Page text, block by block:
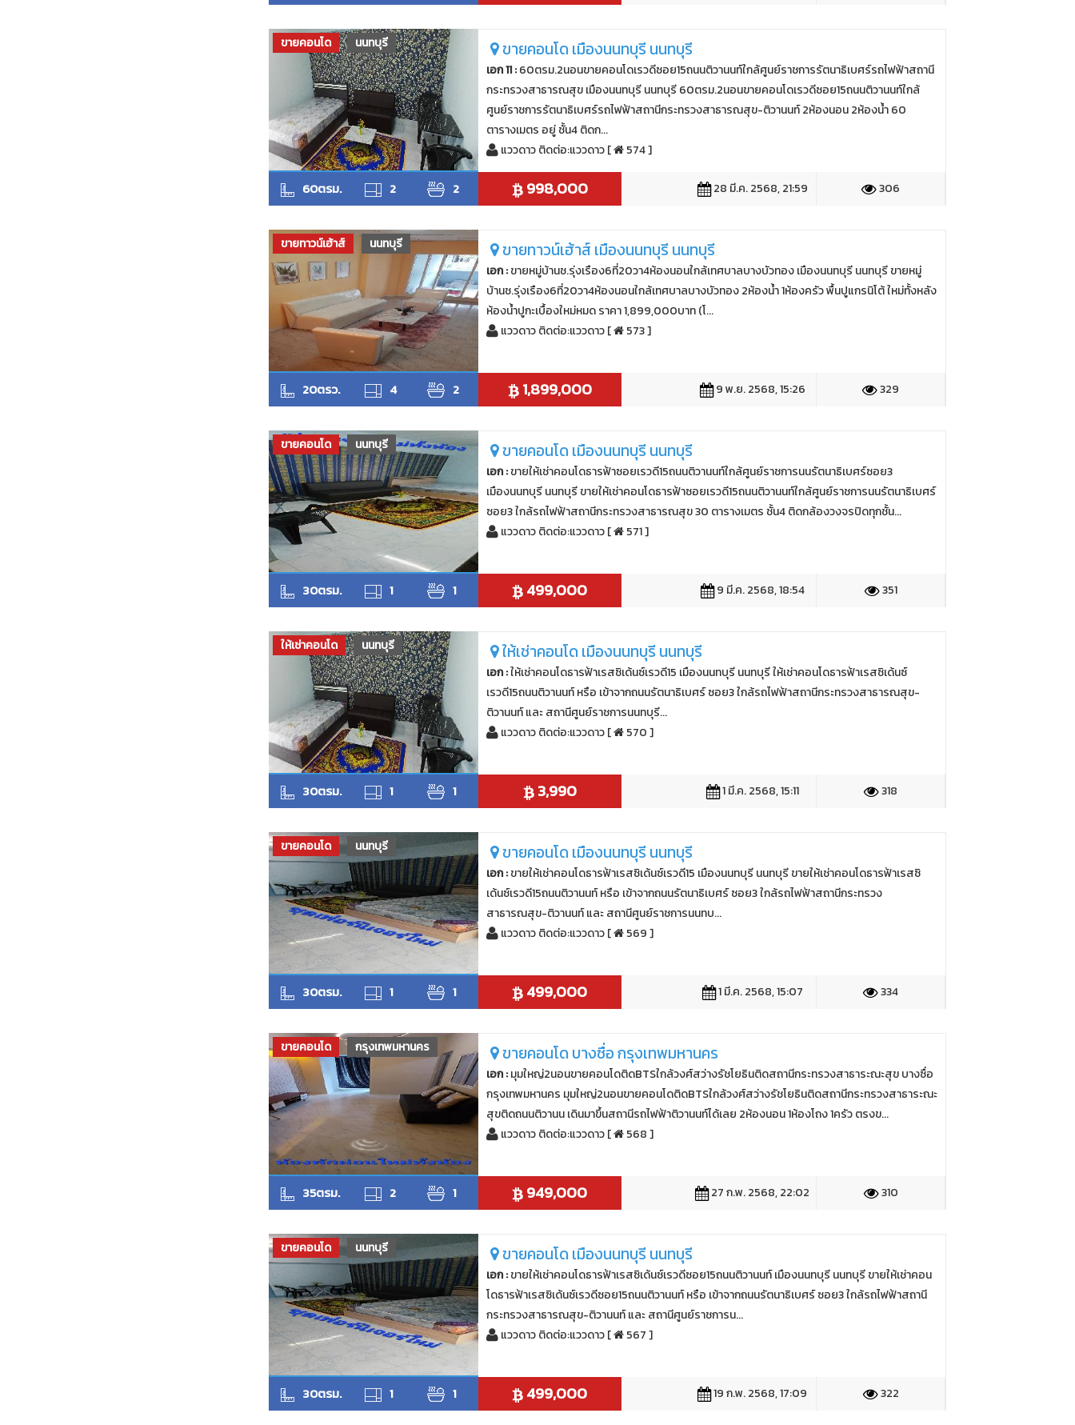
ขายคอนโด นนทบุรี
60ตรม. 2 2
ขายคอนโด เมืองนนทบุรี นนทบุรี
เอก 11 :60ตรม.2นอนขายคอนโดเรวดีซอย15ถนนติวานนท์ใกล้ศูนย์ราชการรัตนาธิเบศร์รถไฟฟ้าสถานี
กระทรวงสาธารณสุข เมืองนนทบุรี นนทบุรี 60ตรม.2นอนขายคอนโดเรวดีซอย15ถนนติวานนท์ใกล้
ศูนย์ราชการรัตนาธิเบศร์รถไฟฟ้าสถานีกระทรวงสาธารณสุข-ติวานนท์ 2ห้องนอน 2ห้องน้ำ 60
ตารางเมตร อยู่ ชั้น4 ติดก...
แววดาว ติดต่อ:แววดาว [
574 ]
998,000 306
28 มี.ค. 2568, 21:59
ขายทาวน์เฮ้าส์ นนทบุรี
20ตรว. 4 2
ขายทาวน์เฮ้าส์ เมืองนนทบุรี นนทบุรี
เอก :ขายหมู่บ้านช.รุ่งเรือง6ที่20วา4ห้องนอนใกล้เทศบาลบางบัวทอง เมืองนนทบุรี นนทบุรี ขายหมู่
บ้านช.รุ่งเรือง6ที่20วา4ห้องนอนใกล้เทศบาลบางบัวทอง 2ห้องน้ำ 1ห้องครัว พื้นปูแกรนิโต้ ใหม่ทั้งหลัง
ห้องน้ำปูกะเบื้องใหม่หมด ราคา 1,899,000บาท (โ...
แววดาว ติดต่อ:แววดาว [
573 ]
1,899,000 329
9 พ.ย. 2568, 15:26
ขายคอนโด นนทบุรี
30ตรม. 1 1
ขายคอนโด เมืองนนทบุรี นนทบุรี
เอก :ขายให้เช่าคอนโดธารฟ้าซอยเรวดี15ถนนติวานนท์ใกล้ศูนย์ราชการนนรัตนาธิเบศร์ซอย3
เมืองนนทบุรี นนทบุรี ขายให้เช่าคอนโดธารฟ้าซอยเรวดี15ถนนติวานนท์ใกล้ศูนย์ราชการนนรัตนาธิเบศร์
ซอย3 ใกล้รถไฟฟ้าสถานีกระทรวงสาธารณสุข 30 ตารางเมตร ชั้น4 ติดกล้องวงจรปิดทุกชั้น...
แววดาว ติดต่อ:แววดาว [
571 ]
499,000 351
9 มี.ค. 2568, 18:54
ให้เช่าคอนโด นนทบุรี
30ตรม. 1 1
ให้เช่าคอนโด เมืองนนทบุรี นนทบุรี
เอก :ให้เช่าคอนโดธารฟ้าเรสซิเด้นซ์เรวดี15 เมืองนนทบุรี นนทบุรี ให้เช่าคอนโดธารฟ้าเรสซิเด้นซ์
เรวดี15ถนนติวานนท์ หรือ เข้าจากถนนรัตนาธิเบศร์ ซอย3 ใกล้รถไฟฟ้าสถานีกระทรวงสาธารณสุข-
ติวานนท์ และ สถานีศูนย์ราชการนนทบุรี...
แววดาว ติดต่อ:แววดาว [
570 ]
3,990 318
1 มี.ค. 2568, 15:11
ขายคอนโด นนทบุรี
30ตรม. 1 1
ขายคอนโด เมืองนนทบุรี นนทบุรี
เอก :ขายให้เช่าคอนโดธารฟ้าเรสซิเด้นซ์เรวดี15 เมืองนนทบุรี นนทบุรี ขายให้เช่าคอนโดธารฟ้าเรสซิ
เด้นซ์เรวดี15ถนนติวานนท์ หรือ เข้าจากถนนรัตนาธิเบศร์ ซอย3 ใกล้รถไฟฟ้าสถานีกระทรวง
สาธารณสุข-ติวานนท์ และ สถานีศูนย์ราชการนนทบ...
แววดาว ติดต่อ:แววดาว [
569 ]
499,000 334
1 มี.ค. 2568, 15:07
ขายคอนโด กรุงเทพมหานคร
35ตรม. 2 1
ขายคอนโด บางซื่อ กรุงเทพมหานคร
เอก :มุมใหญ่2นอนขายคอนโดติดBTSใกล้วงศ์สว่างรัชโยธินติดสถานีกระทรวงสาธาระณะสุข บางซื่อ
กรุงเทพมหานคร มุมใหญ่2นอนขายคอนโดติดBTSใกล้วงศ์สว่างรัชโยธินติดสถานีกระทรวงสาธาระณะ
สุขติดถนนติวานน เดินมาขึ้นสถานีรถไฟฟ้าติวานนท์ได้เลย 2ห้องนอน 1ห้องโถง 1ครัว ตรงข...
แววดาว ติดต่อ:แววดาว [
568 ]
949,000 310
27 ก.พ. 2568, 22:02
ขายคอนโด นนทบุรี
30ตรม. 1 1
ขายคอนโด เมืองนนทบุรี นนทบุรี
เอก :ขายให้เช่าคอนโดธารฟ้าเรสซิเด้นซ์เรวดีซอย15ถนนติวานนท์ เมืองนนทบุรี นนทบุรี ขายให้เช่าคอน
โดธารฟ้าเรสซิเด้นซ์เรวดีซอย15ถนนติวานนท์ หรือ เข้าจากถนนรัตนาธิเบศร์ ซอย3 ใกล้รถไฟฟ้าสถานี
กระทรวงสาธารณสุข-ติวานนท์ และ สถานีศูนย์ราชการน...
แววดาว ติดต่อ:แววดาว [
567 ]
499,000 322
19 ก.พ. 2568, 17:09